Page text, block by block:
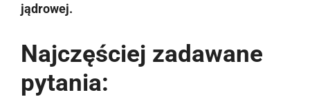
jądrowej.
Najczęściej zadawane
pytania: